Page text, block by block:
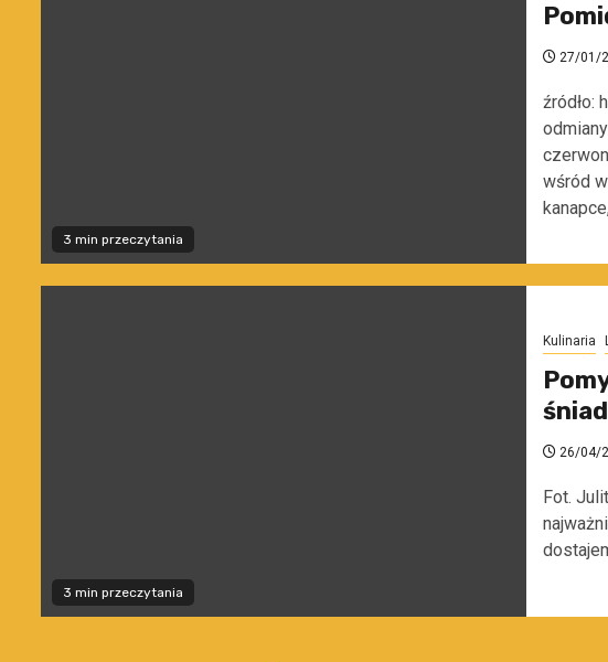
3 min przeczytania
27/01/
źródło:
wśród
3 min przeczytania
Kulinaria
26/04/
Fot.